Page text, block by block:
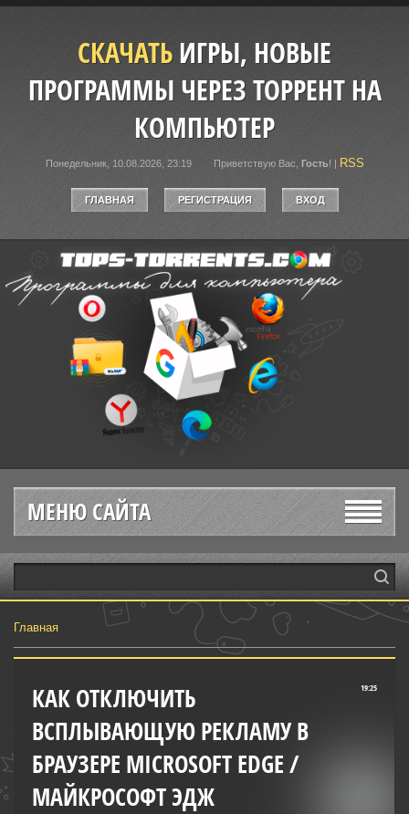
СКАЧАТЬИГРЫ, НОВЫЕ
ПРОГРАММЫ ЧЕРЕЗ ТОРРЕНТ НА
КОМПЬЮТЕР
Понедельник, 10.08.2026, 23:19 Приветствую Вас Гость! | RSS
ГЛАВНАЯ РЕГИСТРАЦИЯ ВХОД
МЕНЮ САЙТА
Главная
19:25
КАК ОТКЛЮЧИТЬ
ВСПЛЫВАЮЩУЮ РЕКЛАМУ В
БРАУЗЕРЕ MICROSOFT EDGE /
МАЙКРОСОФТ ЭДЖ